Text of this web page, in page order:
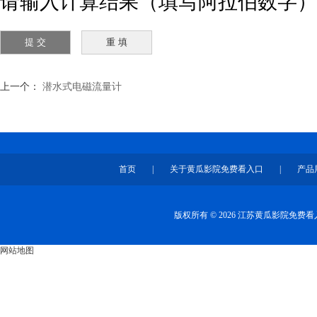
上一个： 潜水式电磁流量计
首页 关于黄瓜影院免费看入口 产品
版权所有 © 2026 江苏黄瓜影院免费
网站地图